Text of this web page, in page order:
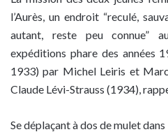
l’Aurès, un endroit “reculé,
autant, reste peu connue”
expéditions phare des années
1933) par Michel Leiris et
Claude Lévi-Strauss (1934),
Se déplaçant à dos de mulet